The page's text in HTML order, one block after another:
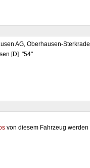
AG, Oberhausen-
[D] "54"
von diesem Fahrzeug